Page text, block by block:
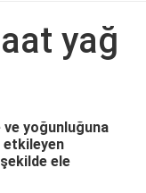
yağ
yoğunluğuna
etkileyen
ele